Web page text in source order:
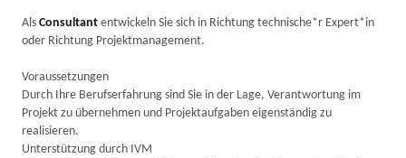
Als Consultant entwickeln Sie sich in Richtung technische*r Expert*in
oder Richtung Projektmanagement.
Voraussetzungen
Durch Ihre Berufserfahrung sind Sie in der Lage, Verantwortung im
Projekt zu übernehmen und Projektaufgaben eigenständig zu
realisieren.
Unterstützung durch IVM